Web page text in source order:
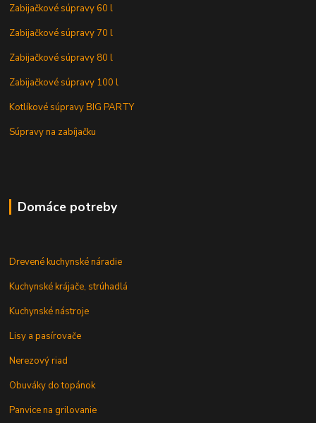
Zabijačkové súpravy 60 l
Zabijačkové súpravy 70 l
Zabijačkové súpravy 80 l
Zabijačkové súpravy 100 l
Kotlíkové súpravy BIG PARTY
Súpravy na zabíjačku
Domáce potreby
Drevené kuchynské náradie
Kuchynské krájače, strúhadlá
Kuchynské nástroje
Lisy a pasírovače
Nerezový riad
Obuváky do topánok
Panvice na grilovanie